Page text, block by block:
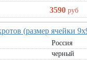
3590 руб
(размер ячейки
Россия
черный